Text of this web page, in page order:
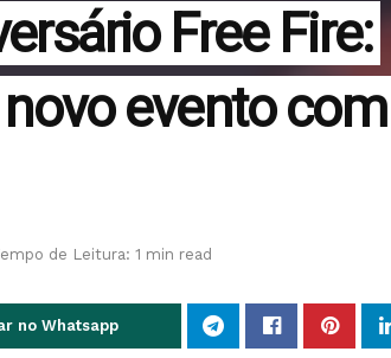
Free Fire:
evento com
de Leitura: 1 min read
no Whatsapp